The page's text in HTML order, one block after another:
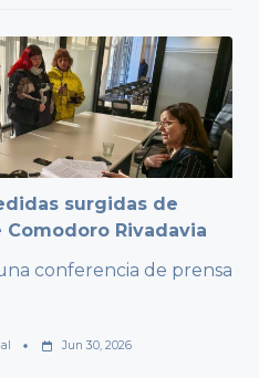
surgidas de
Rivadavia
conferencia de prensa
Jun 30, 2026